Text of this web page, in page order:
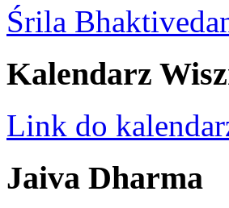
Śrila
Kalendarz
Link do
Jaiva Dharma